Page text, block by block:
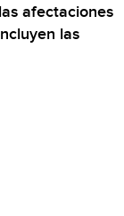
las afectaciones
las